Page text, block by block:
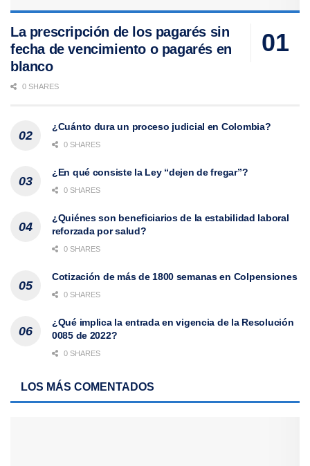
La prescripción de los pagarés sin
fecha de vencimiento o pagarés en
blanco
0 SHARES
¿Cuánto dura un proceso judicial en Colombia?
0 SHARES
¿En qué consiste la Ley “dejen de fregar”?
0 SHARES
¿Quiénes son beneficiarios de la estabilidad laboral
reforzada por salud?
0 SHARES
Cotización de más de 1800 semanas en Colpensiones
0 SHARES
¿Qué implica la entrada en vigencia de la Resolución
0085 de 2022?
0 SHARES
LOS MÁS COMENTADOS